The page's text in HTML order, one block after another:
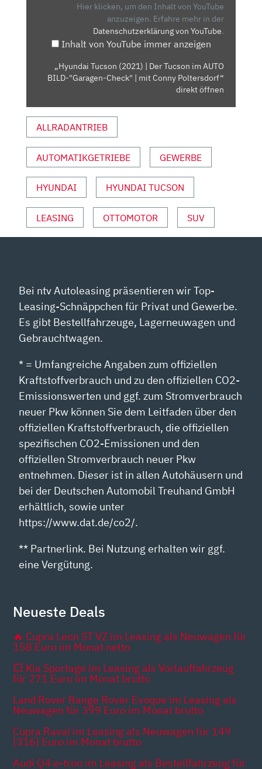
"GARAGEN-
CHECK"
CONNY
POLTERSDORF“
VON
YOUTUBE
Hier klicken, um den Inhalt von YouTube
anzuzeigen. Erfahre mehr in der
Datenschutzerklärung von YouTube.
Inhalt von YouTube immer anzeigen
„Hyundai Tucson (2021) | Der Tucson im AUTO
BILD-"Garagen-Check" | mit Conny Poltersdorf“
direkt öffnen
ALLRADANTRIEB
AUTOMATIKGETRIEBE GEWERBE
HYUNDAI HYUNDAI TUCSON
LEASING OTTOMOTOR SUV
Bei ntv Autoleasing präsentieren wir Top-
Leasing-Schnäppchen für Privat und Gewerbe.
Es gibt Bestellfahrzeuge, Lagerneuwagen und
Gebrauchtwagen.
* = Umfangreiche Angaben zum offiziellen
Kraftstoffverbrauch und zu den offiziellen CO2-
Emissionswerten und ggf. zum Stromverbrauch
neuer Pkw können Sie dem Leitfaden über den
offiziellen Kraftstoffverbrauch, die offiziellen
spezifischen CO2-Emissionen und den
offiziellen Stromverbrauch neuer Pkw
entnehmen. Dieser ist in allen Autohäusern und
bei der Deutschen Automobil Treuhand GmbH
erhältlich, sowie unter
https://www.dat.de/co2/.
** Partnerlink. Bei Nutzung erhalten wir ggf.
eine Vergütung.
Neueste Deals
🔥 Cupra Leon ST VZ im Leasing als Neuwagen für
158 Euro im Monat netto
💥 Kia Sportage im Leasing als Vorlauffahrzeug
für 271 Euro im Monat brutto
Land Rover Range Rover Evoque im Leasing als
Neuwagen für 399 Euro im Monat brutto
Cupra Raval im Leasing als Neuwagen für 149
[316] Euro im Monat brutto
Audi Q4 e-tron im Leasing als Bestellfahrzeug für